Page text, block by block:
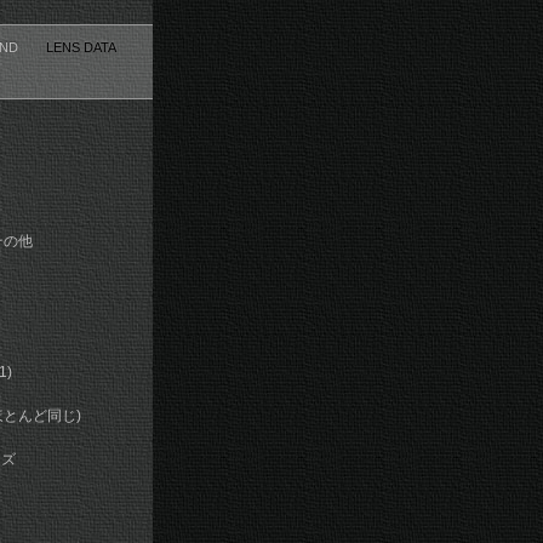
LENS DATA
他
ど同じ)